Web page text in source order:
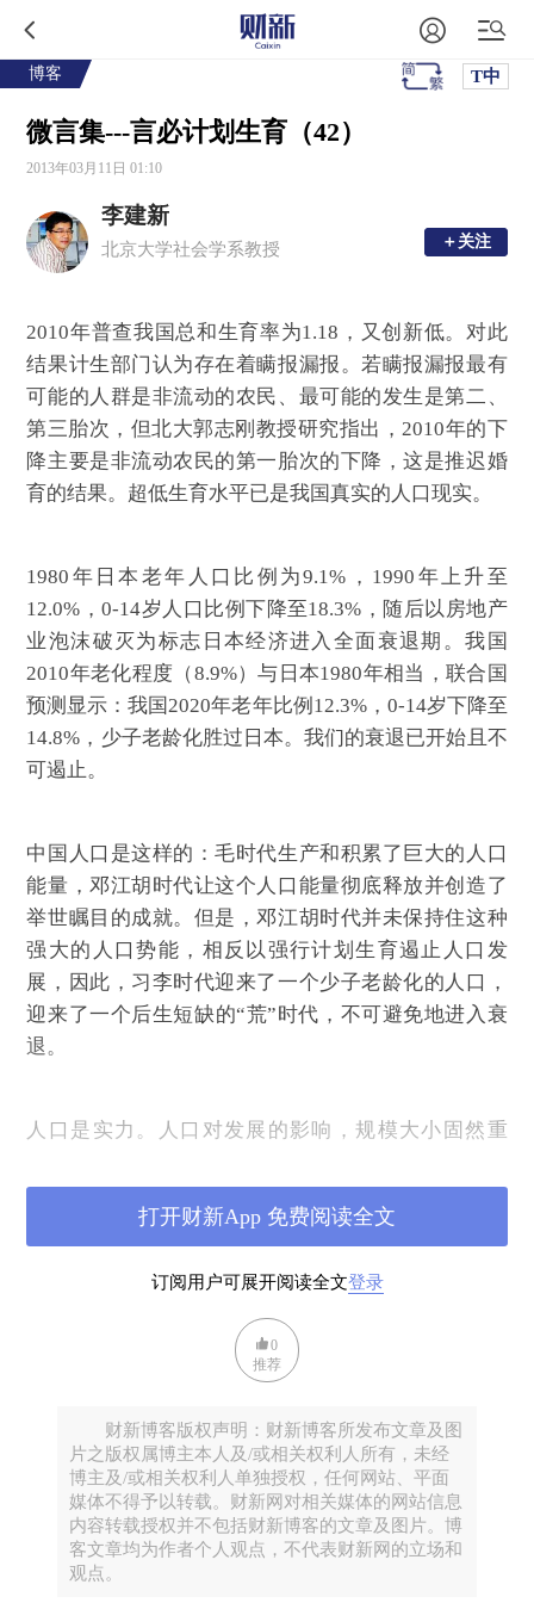
博客 T中
微言集---言必计划生育（42）
2013年03月11日 01:10
李建新
北京大学社会学系教授 ＋关注
＋关注
2010年普查我国总和生育率为1.18，又创新低。对此
结果计生部门认为存在着瞒报漏报。若瞒报漏报最有
可能的人群是非流动的农民、最可能的发生是第二、
第三胎次，但北大郭志刚教授研究指出，2010年的下
降主要是非流动农民的第一胎次的下降，这是推迟婚
育的结果。超低生育水平已是我国真实的人口现实。
1980年日本老年人口比例为9.1%，1990年上升至
12.0%，0-14岁人口比例下降至18.3%，随后以房地产
业泡沫破灭为标志日本经济进入全面衰退期。我国
2010年老化程度（8.9%）与日本1980年相当，联合国
预测显示：我国2020年老年比例12.3%，0-14岁下降至
14.8%，少子老龄化胜过日本。我们的衰退已开始且不
可遏止。
中国人口是这样的：毛时代生产和积累了巨大的人口
能量，邓江胡时代让这个人口能量彻底释放并创造了
举世瞩目的成就。但是，邓江胡时代并未保持住这种
强大的人口势能，相反以强行计划生育遏止人口发
展，因此，习李时代迎来了一个少子老龄化的人口，
迎来了一个后生短缺的“荒”时代，不可避免地进入衰
退。
人口是实力。人口对发展的影响，规模大小固然重
率国家为保持人口结构长期均衡而鼓励生育的缘故。
我国始终以“人口众多是负担”为先导，始终唯“控制人
印度的人口结构，我们有可持续追赶竞争的后劲吗？
联合国我国人口预测的高、中、低三个方案的TFR分
为14.7、13.9、12.5亿；老年人口比例分别为15.6%、
16.5%、17.4%。期待新部门能一举废除现行计生政
策，鼓励生育回升至2.1更替水平。唯有这样，才能实
现统筹解决人口数量结构素质问题，才能实现人口长
期均衡发展。
订阅用户可展开阅读全文登录
打开财新App 免费阅读全文
0
推荐
财新博客版权声明：财新博客所发布文章及图
片之版权属博主本人及/或相关权利人所有，未经
博主及/或相关权利人单独授权，任何网站、平面
媒体不得予以转载。财新网对相关媒体的网站信息
内容转载授权并不包括财新博客的文章及图片。博
客文章均为作者个人观点，不代表财新网的立场和
观点。